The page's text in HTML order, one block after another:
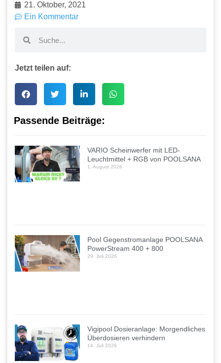
21. Oktober, 2021
Ein Kommentar
Jetzt teilen auf:
Passende Beiträge:
VARIO Scheinwerfer mit LED-
Leuchtmittel + RGB von POOLSANA
1. August 2026
Pool Gegenstromanlage POOLSANA
PowerStream 400 + 800
29. Juli 2026
Vigipool Dosieranlage: Morgendliches
Überdosieren verhindern
14. Juli 2026